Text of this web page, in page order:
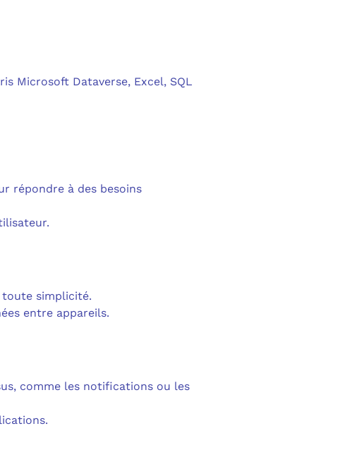
Microsoft Dataverse, Excel, SQL
répondre à des besoins
toute simplicité.
entre appareils.
comme les notifications ou les